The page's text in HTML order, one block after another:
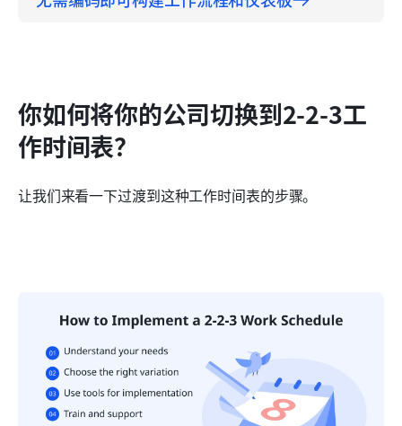
你如何将你的公司切换到2-2-3工
作时间表？
让我们来看一下过渡到这种工作时间表的步骤。